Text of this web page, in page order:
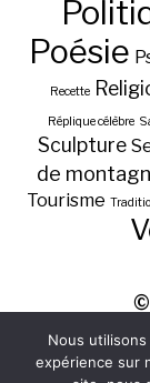
Poésie
Recette
Réplique célèbre
Sculpture
de
Tourisme
Nous
expérience sur